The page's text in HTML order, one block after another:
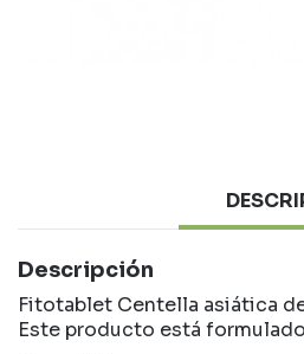
Descripción
Fitotablet Centella asiática
Este producto está